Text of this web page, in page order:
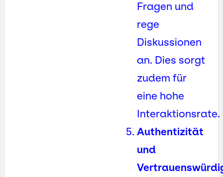
Fragen und
rege
Diskussionen
an. Dies sorgt
zudem für
eine hohe
Interaktionsrate.
Authentizität
und